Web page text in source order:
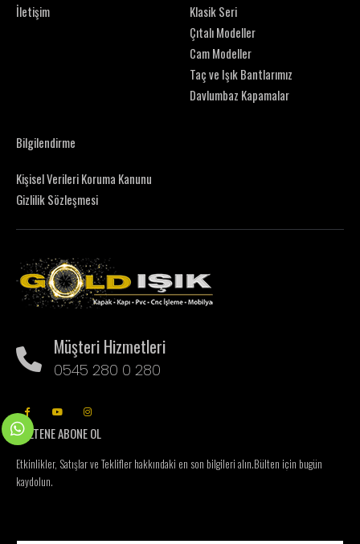
İletişim
Klasik Seri
Çıtalı Modeller
Cam Modeller
Taç ve Işık Bantlarımız
Davlumbaz Kapamalar
Bilgilendirme
Kişisel Verileri Koruma Kanunu
Gizlilik Sözleşmesi
Müşteri Hizmetleri
0545 280 0 280
BÜLTENE ABONE OL
Etkinlikler, Satışlar ve Teklifler hakkındaki en son bilgileri alın.Bülten için bugün
kaydolun.